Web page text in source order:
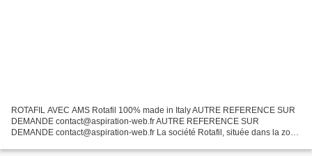
ROTAFIL AVEC AMS Rotafil 100% made in Italy AUTRE REFERENCE SUR
DEMANDE contact@aspiration-web.fr AUTRE REFERENCE SUR
DEMANDE contact@aspiration-web.fr La société Rotafil, située dans la zone